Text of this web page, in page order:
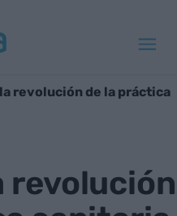
revolución de la práctica
revolución